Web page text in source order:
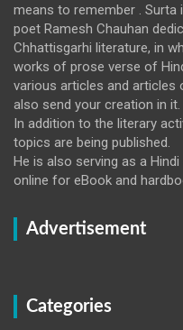
means to remember . Surta
poet Ramesh Chauhan
Chhattisgarhi literature, in
works of prose verse of
various articles and articles
also send your creation in it.
In addition to the literary
topics are being published.
He is also serving as a
online for eBook and
Advertisement
Categories